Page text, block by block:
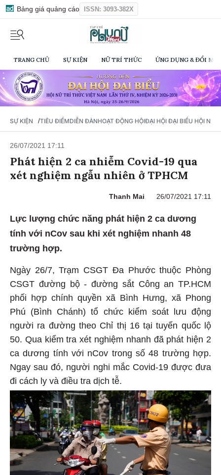
Bảng giá quảng cáo ISSN: 3093-382X
TRANG CHỦ SỰ KIỆN NỮ TRÍ THỨC ỨNG DỤNG & ĐỔI
SỰ KIỆN /TIÊU ĐIỂMDIỄN ĐÀNHOẠT ĐỘNG HỘIĐẠI HỘI ĐẠI BIỂU HỘI NỮ
26/07/2021 17:11
Phát hiện 2 ca nhiễm Covid-19 qua
xét nghiệm ngẫu nhiên ở TPHCM
Thanh Mai 26/07/2021 17:11
Lực lượng chức năng phát hiện 2 ca dương
tính với nCov sau khi xét nghiệm nhanh 48
trường hợp.
Ngày 26/7, Trạm CSGT Đa Phước thuộc Phòng
CSGT đường bộ - đường sắt Công an TP.HCM
phối hợp chính quyền xã Bình Hưng, xã Phong
Phú (Bình Chánh) tổ chức kiểm soát lưu động
người ra đường theo Chỉ thị 16 tại tuyến quốc lộ
50. Qua kiểm tra xét nghiệm nhanh đã phát hiện 2
ca dương tính với nCov trong số 48 trường hợp.
Ngay sau đó, người nghi mắc Covid-19 được đưa
đi cách ly và điều tra dịch tễ.